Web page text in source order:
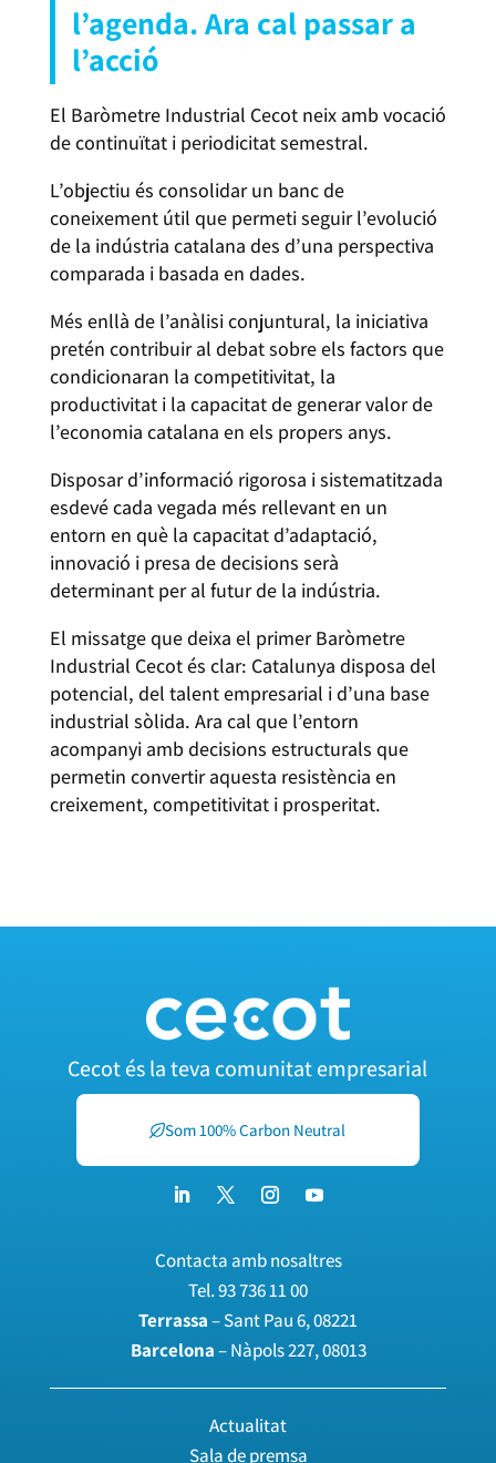
l’agenda. Ara cal passar a
l’acció
El Baròmetre Industrial Cecot neix amb vocació
de continuïtat i periodicitat semestral.
L’objectiu és consolidar un banc de
coneixement útil que permeti seguir l’evolució
de la indústria catalana des d’una perspectiva
comparada i basada en dades.
Més enllà de l’anàlisi conjuntural, la iniciativa
pretén contribuir al debat sobre els factors que
condicionaran la competitivitat, la
productivitat i la capacitat de generar valor de
l’economia catalana en els propers anys.
Disposar d’informació rigorosa i sistematitzada
esdevé cada vegada més rellevant en un
entorn en què la capacitat d’adaptació,
innovació i presa de decisions serà
determinant per al futur de la indústria.
El missatge que deixa el primer Baròmetre
Industrial Cecot és clar: Catalunya disposa del
potencial, del talent empresarial i d’una base
industrial sòlida. Ara cal que l’entorn
acompanyi amb decisions estructurals que
permetin convertir aquesta resistència en
creixement, competitivitat i prosperitat.
Cecot és la teva comunitat empresarial
Som 100% Carbon Neutral
Contacta amb nosaltres
Tel.93 736 11 00
Terrassa– Sant Pau 6, 08221
Barcelona– Nàpols 227, 08013
Actualitat
Sala de premsa